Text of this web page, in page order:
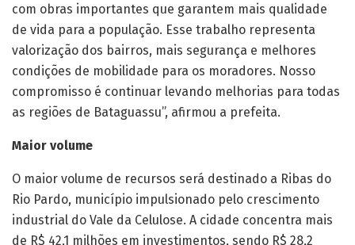
com obras importantes que garantem mais qualidade
de vida para a população. Esse trabalho representa
valorização dos bairros, mais segurança e melhores
condições de mobilidade para os moradores. Nosso
compromisso é continuar levando melhorias para todas
as regiões de Bataguassu”, afirmou a prefeita.
Maior volume
O maior volume de recursos será destinado a Ribas do
Rio Pardo, município impulsionado pelo crescimento
industrial do Vale da Celulose. A cidade concentra mais
de R$ 42,1 milhões em investimentos, sendo R$ 28,2